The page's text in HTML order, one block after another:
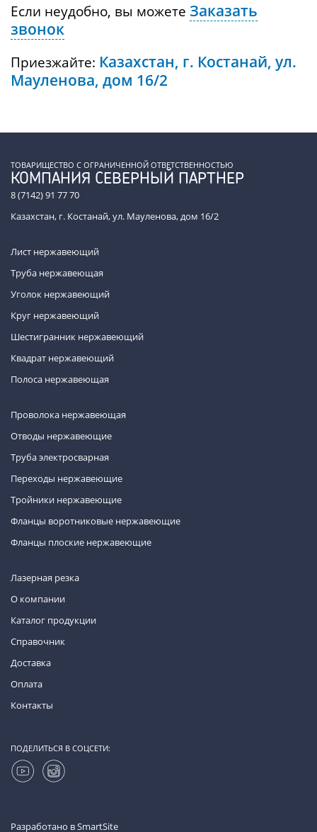
Если неудобно, вы можете Заказать
звонок
Приезжайте: Казахстан, г. Костанай, ул.
Мауленова, дом 16/2
ТОВАРИЩЕСТВО С ОГРАНИЧЕННОЙ ОТВЕТСТВЕННОСТЬЮ
КОМПАНИЯ СЕВЕРНЫЙ ПАРТНЕР
8 (7142) 91 77 70
Казахстан, г. Костанай, ул. Мауленова, дом 16/2
Лист нержавеющий
Труба нержавеющая
Уголок нержавеющий
Круг нержавеющий
Шестигранник нержавеющий
Квадрат нержавеющий
Полоса нержавеющая
Проволока нержавеющая
Отводы нержавеющие
Труба электросварная
Переходы нержавеющие
Тройники нержавеющие
Фланцы воротниковые нержавеющие
Фланцы плоские нержавеющие
Лазерная резка
О компании
Каталог продукции
Справочник
Доставка
Оплата
Контакты
ПОДЕЛИТЬСЯ В СОЦСЕТИ:
Разработано вSmartSite